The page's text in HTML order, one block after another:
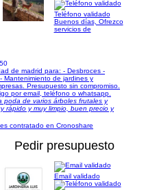
Teléfono validado
Buenos días, Ofrezco
servicios de
de madrid para: - Desbroces -
Mantenimiento de jardines y
Presupuesto sin compromiso.
por email, teléfono o whatsapp.
poda de varios árboles frutales y
rápido y muy limpio, buen precio y
contratado en Cronoshare
Pedir presupuesto
Email validado